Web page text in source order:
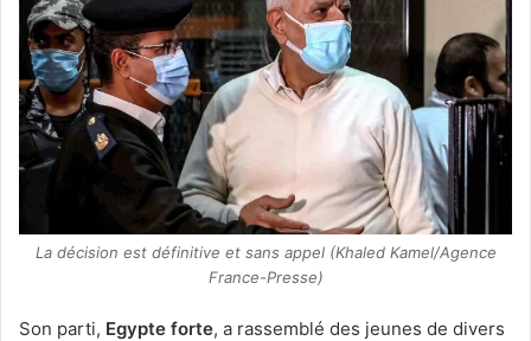
La décision est définitive et sans appel (Khaled Kamel/Agence
France-Presse)
Son parti, Egypte forte, a rassemblé des jeunes de divers